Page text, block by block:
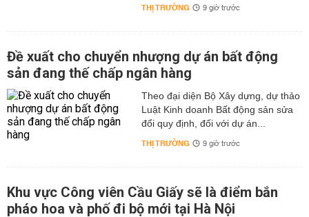
THỊ TRƯỜNG 9 giờ trước
Đề xuất cho chuyển nhượng dự án bất động
sản đang thế chấp ngân hàng
Theo đại diện Bộ Xây dựng, dự thảo
Luật Kinh doanh Bất động sản sửa
đổi quy định, đối với dự án...
THỊ TRƯỜNG 9 giờ trước
Khu vực Công viên Cầu Giấy sẽ là điểm bắn
pháo hoa và phố đi bộ mới tại Hà Nội